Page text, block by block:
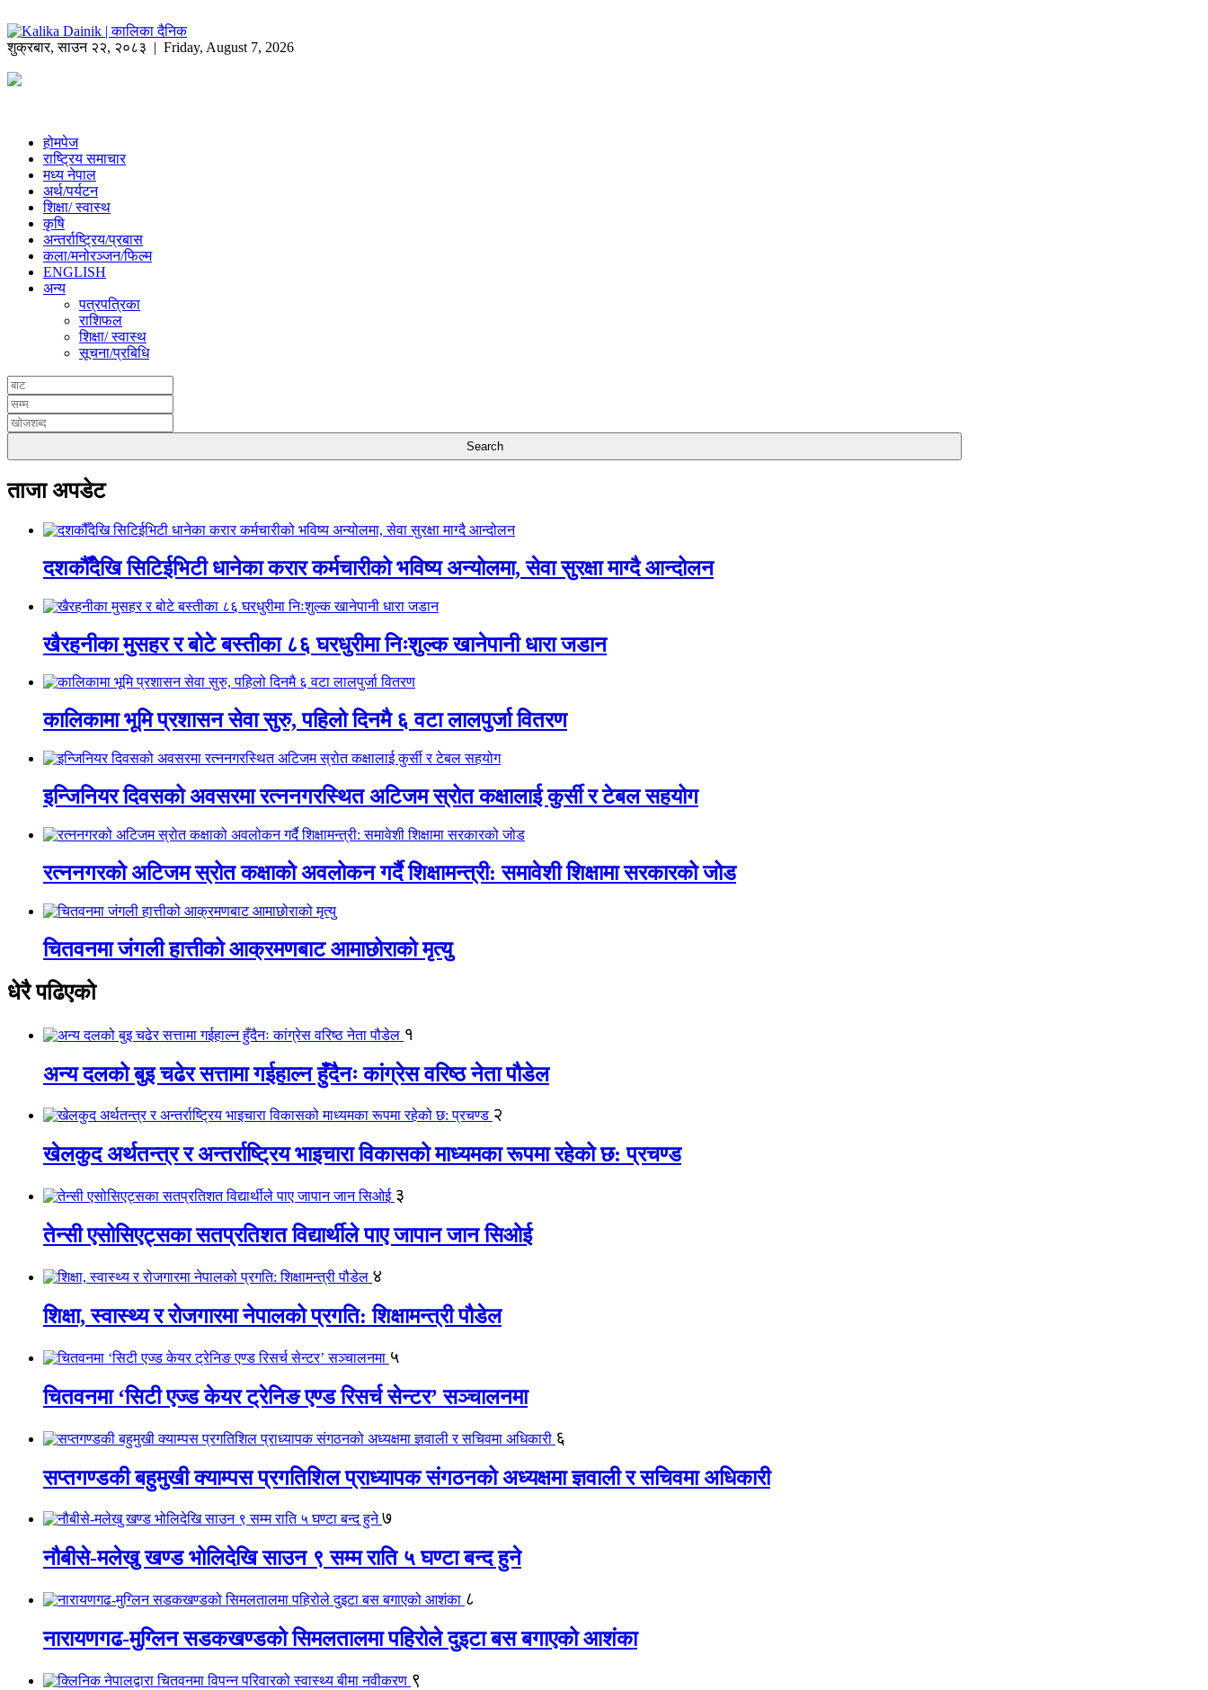
शुक्रबार,साउन २२, २०८३ | Friday, August 7, 2026
होमपेज
राष्ट्रिय समाचार
मध्य नेपाल
अर्थ/पर्यटन
शिक्षा/ स्वास्थ
कृषि
अन्तर्राष्ट्रिय/प्रबास
कला/मनोरञ्जन/फिल्म
ENGLISH
अन्य
पत्रपत्रिका
राशिफल
शिक्षा/ स्वास्थ
सूचना/प्रबिधि
ताजा अपडेट
दशकौँदेखि सिटिईभिटी धानेका करार कर्मचारीको भविष्य अन्योलमा, सेवा सुरक्षा माग्दै आन्दोलन
खैरहनीका मुसहर र बोटे बस्तीका ८६ घरधुरीमा निःशुल्क खानेपानी धारा जडान
कालिकामा भूमि प्रशासन सेवा सुरु, पहिलो दिनमै ६ वटा लालपुर्जा वितरण
इन्जिनियर दिवसको अवसरमा रत्ननगरस्थित अटिजम स्रोत कक्षालाई कुर्सी र टेबल सहयोग
रत्ननगरको अटिजम स्रोत कक्षाको अवलोकन गर्दै शिक्षामन्त्री: समावेशी शिक्षामा सरकारको जोड
चितवनमा जंगली हात्तीको आक्रमणबाट आमाछोराको मृत्यु
धेरै पढिएको
१
अन्य दलको बुइ चढेर सत्तामा गईहाल्न हुँदैनः कांग्रेस वरिष्ठ नेता पौडेल
२
खेलकुद अर्थतन्त्र र अन्तर्राष्ट्रिय भाइचारा विकासको माध्यमका रूपमा रहेको छ: प्रचण्ड
३
तेन्सी एसोसिएट्सका सतप्रतिशत विद्यार्थीले पाए जापान जान सिओई
४
शिक्षा, स्वास्थ्य र रोजगारमा नेपालको प्रगति: शिक्षामन्त्री पौडेल
५
चितवनमा ‘सिटी एज्ड केयर ट्रेनिङ एण्ड रिसर्च सेन्टर’ सञ्चालनमा
६
सप्तगण्डकी बहुमुखी क्याम्पस प्रगतिशिल प्राध्यापक संगठनको अध्यक्षमा ज्ञवाली र सचिवमा अधिकारी
७
नौबीसे-मलेखु खण्ड भोलिदेखि साउन ९ सम्म राति ५ घण्टा बन्द हुने
८
नारायणगढ-मुग्लिन सडकखण्डको सिमलतालमा पहिरोले दुइटा बस बगाएको आशंका
९